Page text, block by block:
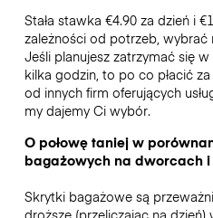
Stała stawka €4.90 za dzień i
zależności od potrzeb, wybrać
Jeśli planujesz zatrzymać się
kilka godzin, to po co płacić
od innych firm oferujących
my dajemy Ci wybór.
O połowę taniej w
bagażowych na dworcach
Skrytki bagażowe są
droższe (przeliczając na